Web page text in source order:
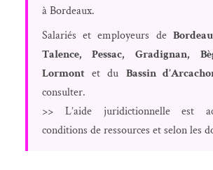
à Bordeaux.
Salariés et employeurs de
Talence, Pessac, Gradignan,
Lormont et du Bassin
consulter.
>> L’aide juridictionnelle est
conditions de ressources et selon les